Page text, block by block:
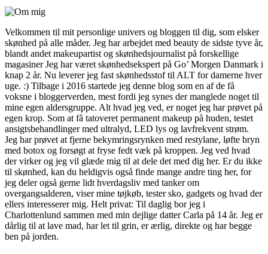
Velkommen til mit personlige univers og bloggen til dig, som elsker
skønhed på alle måder. Jeg har arbejdet med beauty de sidste tyve år,
blandt andet makeupartist og skønhedsjournalist på forskellige
magasiner Jeg har været skønhedsekspert på Go’ Morgen Danmark i
knap 2 år. Nu leverer jeg fast skønhedsstof til ALT for damerne hver
uge. :) Tilbage i 2016 startede jeg denne blog som en af de få
voksne i bloggerverden, mest fordi jeg synes der manglede noget til
mine egen aldersgruppe. Alt hvad jeg ved, er noget jeg har prøvet på
egen krop. Som at få tatoveret permanent makeup på huden, testet
ansigtsbehandlinger med ultralyd, LED lys og lavfrekvent strøm.
Jeg har prøvet at fjerne bekymringsrynken med restylane, løfte bryn
med botox og forsøgt at fryse fedt væk på kroppen. Jeg ved hvad
der virker og jeg vil glæde mig til at dele det med dig her. Er du ikke
til skønhed, kan du heldigvis også finde mange andre ting her, for
jeg deler også gerne lidt hverdagsliv med tanker om
overgangsalderen, viser mine tøjkøb, tester sko, gadgets og hvad der
ellers interesserer mig. Helt privat: Til daglig bor jeg i
Charlottenlund sammen med min dejlige datter Carla på 14 år. Jeg er
dårlig til at lave mad, har let til grin, er ærlig, direkte og har begge
ben på jorden.